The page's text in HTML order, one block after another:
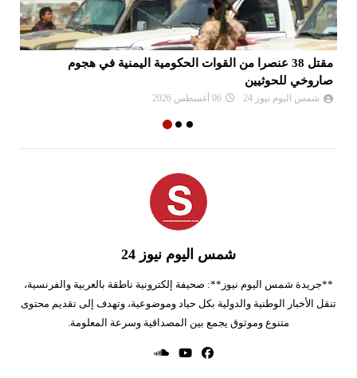
مقتل 38 عنصرا من القوات الحكومية اليمنية في هجوم
صاروخي للحوثيين
شمس اليوم نيوز 24 06 أغسطس 2026
شمس اليوم نيوز 24
**جريدة شمس اليوم نيوز**: صحيفة إلكترونية ناطقة بالعربية والفرنسية،
تنقل الأخبار الوطنية والدولية بكل حياد وموضوعية، وتهدف إلى تقديم محتوى
متنوع وموثوق يجمع بين المصداقية وسرعة المعلومة.